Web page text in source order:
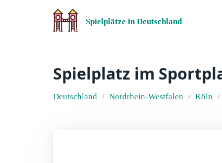
Spielplätze in Deutschland
Spielplatz im
Deutschland Nordrhein-Westfalen Köln